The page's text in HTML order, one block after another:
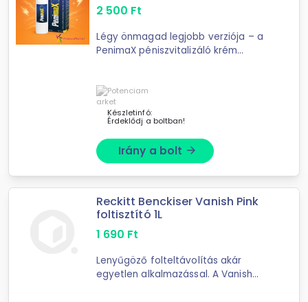
2 500 Ft
Légy önmagad legjobb verziója – a
PenimaX péniszvitalizáló krém
Készletinfó:
Érdeklődj a boltban!
Irány a bolt arrow_forward
Reckitt Benckiser Vanish Pink
foltisztító 1L
1 690 Ft
Lenyűgöző folteltávolítás akár
egyetlen alkalmazással. A Vanish